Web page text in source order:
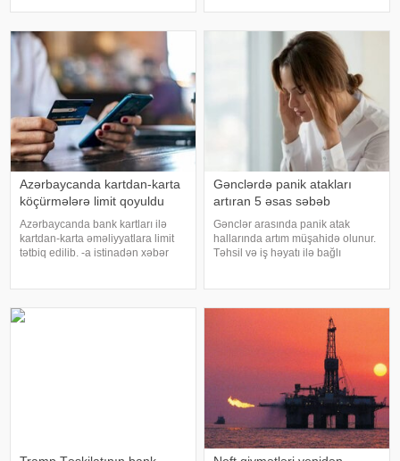
avqustun 4-ü səhər ticarətində
"Brent" markalı neftin oktyabr
fyuçersini
hesabında yazıb. "İstanbuld
Azərbaycanda kartdan-karta
köçürmələrə limit qoyuldu
Azərbaycanda bank kartları ilə
kartdan-karta əməliyyatlara limit
tətbiq edilib. -a istinadən xəbər
ölkədə kartla əməliyyatlar
Gənclərdə panik atakları
artıran 5 əsas səbəb
Gənclər arasında panik atak
hallarında artım müşahidə olunur.
Təhsil və iş həyatı ilə bağlı
stress bu problemin əsas